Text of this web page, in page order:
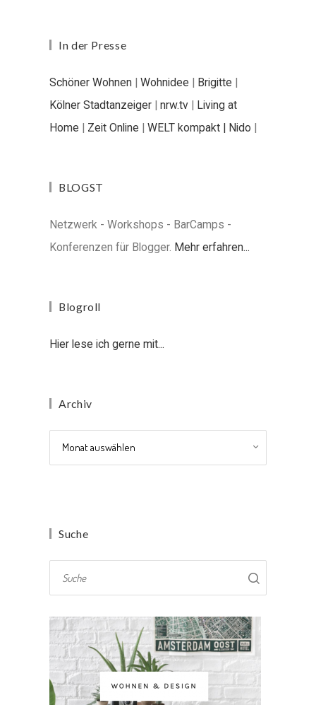
In der Presse
Schöner Wohnen | Wohnidee | Brigitte |
Kölner Stadtanzeiger | nrw.tv | Living at
Home | Zeit Online | WELT kompakt | Nido |
BLOGST
Netzwerk - Workshops - BarCamps -
Konferenzen für Blogger. Mehr erfahren...
Blogroll
Hier lese ich gerne mit...
Archiv
Suche